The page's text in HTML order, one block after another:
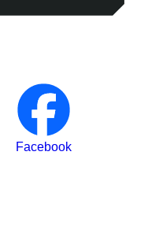
Facebook